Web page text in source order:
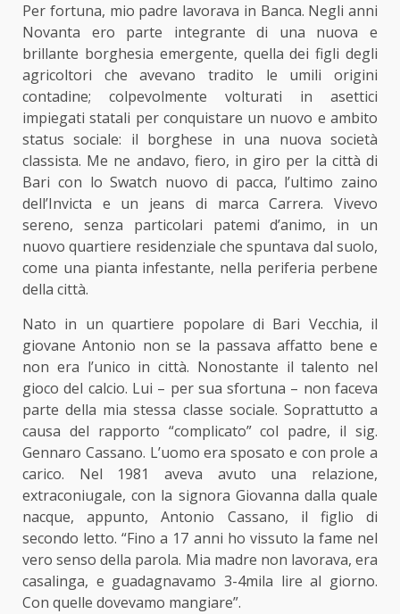
Per fortuna, mio padre lavorava in Banca. Negli anni
Novanta ero parte integrante di una nuova e
brillante borghesia emergente, quella dei figli degli
agricoltori che avevano tradito le umili origini
contadine; colpevolmente volturati in asettici
impiegati statali per conquistare un nuovo e ambito
status sociale: il borghese in una nuova società
classista. Me ne andavo, fiero, in giro per la città di
Bari con lo Swatch nuovo di pacca, l’ultimo zaino
dell’Invicta e un jeans di marca Carrera. Vivevo
sereno, senza particolari patemi d’animo, in un
nuovo quartiere residenziale che spuntava dal suolo,
come una pianta infestante, nella periferia perbene
della città.
Nato in un quartiere popolare di Bari Vecchia, il
giovane Antonio non se la passava affatto bene e
non era l’unico in città. Nonostante il talento nel
gioco del calcio. Lui – per sua sfortuna – non faceva
parte della mia stessa classe sociale. Soprattutto a
causa del rapporto “complicato” col padre, il sig.
Gennaro Cassano. L’uomo era sposato e con prole a
carico. Nel 1981 aveva avuto una relazione,
extraconiugale, con la signora Giovanna dalla quale
nacque, appunto, Antonio Cassano, il figlio di
secondo letto. “Fino a 17 anni ho vissuto la fame nel
vero senso della parola. Mia madre non lavorava, era
casalinga, e guadagnavamo 3-4mila lire al giorno.
Con quelle dovevamo mangiare”.